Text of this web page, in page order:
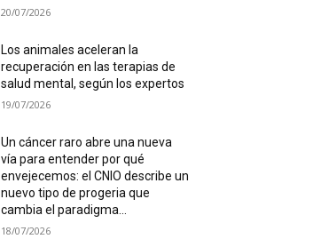
20/07/2026
Los animales aceleran la
recuperación en las terapias de
salud mental, según los expertos
19/07/2026
Un cáncer raro abre una nueva
vía para entender por qué
envejecemos: el CNIO describe un
nuevo tipo de progeria que
cambia el paradigma...
18/07/2026